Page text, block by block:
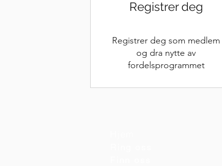
Registrer deg
Registrer deg som medlem
og dra nytte av
fordelsprogrammet